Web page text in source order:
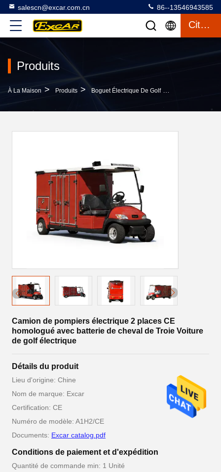
salescn@excar.com.cn 86--13546943585
Citation
Produits
À La Maison > Produits > Boguet Électrique De Golf >
Camion de pompiers électrique 2 places CE
homologué avec batterie de cheval de Troie Voiture
de golf électrique
Détails du produit
Lieu d'origine: Chine
Nom de marque: Excar
Certification: CE
Numéro de modèle: A1H2/CE
Documents: Excar catalog.pdf
Conditions de paiement et d'expédition
Quantité de commande min: 1 Unité